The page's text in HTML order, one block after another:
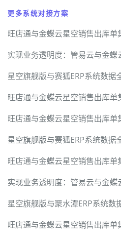
更多系统对接方案
旺店通与金蝶云星空销售出库单
实现业务透明度：管易云与金蝶
星空旗舰版与赛狐ERP系统数据
旺店通与金蝶云星空销售出库单
旺店通与金蝶云星空销售出库单
星空旗舰版与赛狐ERP系统数据
旺店通与金蝶云星空销售出库单
实现业务透明度：管易云与金蝶
星空旗舰版与聚水潭ERP系统数
旺店通与金蝶云星空销售出库单